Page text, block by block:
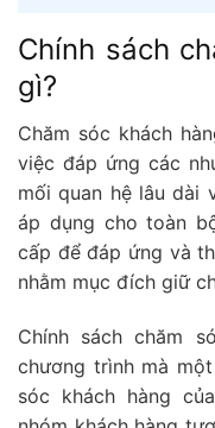
Chính sách
gì?
Chăm sóc khách
việc đáp ứng các
mối quan hệ lâu dài
áp dụng cho toàn
cấp để đáp ứng và
nhằm mục đích giữ
Chính sách chăm
chương trình mà
sóc khách hàng